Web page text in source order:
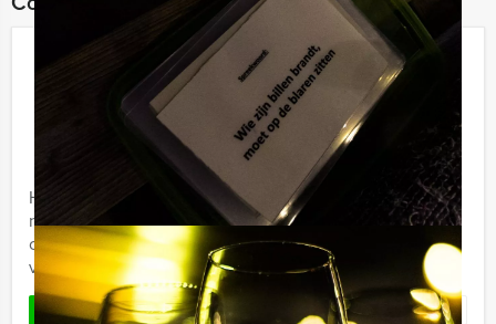
Kolonisten van Catan Lunch Den
Bosch
Vanaf € 62,50 p.p. excl. BTW
Vanaf 12 personen ‐ 4 uur en 30 minuten
Holland Tour Guides maakt van de leukste bordspellen
nu City Games die buiten gespeeld kunnen worden! Bij
ons reserveer je voor ieder gezelschap de Kolonisten
van Catan ...
LEES MEER Favoriet